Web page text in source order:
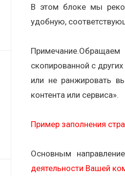
В этом блоке мы
удобную,
скопированной с
или не ранжировать
контента или сервиса».
Пример заполнения
Основным
деятельности Вашей